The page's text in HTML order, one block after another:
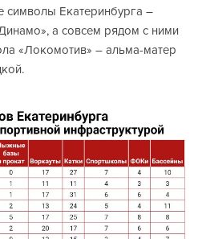
символы Екатеринбурга –
а совсем рядом с ними
«Локомотив» – альма-матер